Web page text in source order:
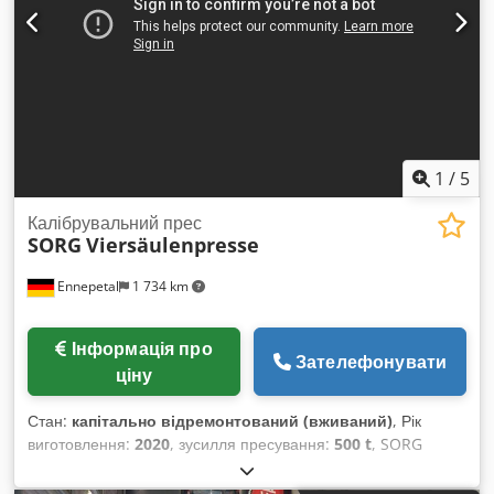
блок 4/1 - Тельфер
1 / 5
Ennepetal 1 734 km
Калібрувальний прес
SORG Viersäulenpresse
ціну
Зателефонувати
Стан: капітально відремонтований (вживаний), Рік
виготовлення: 2020, зусилля пресування: 500 t, SORG
Чотриколонний прес – 500 т – 1.100 × 800 мм –